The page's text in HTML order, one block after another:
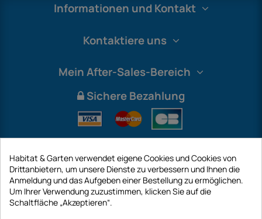
Informationen und Kontakt
Kontaktiere uns
Mein After-Sales-Bereich
Sichere Bezahlung
International
Habitat & Garten verwendet eigene Cookies und Cookies von
Drittanbietern, um unsere Dienste zu verbessern und Ihnen die
Anmeldung und das Aufgeben einer Bestellung zu ermöglichen.
Um Ihrer Verwendung zuzustimmen, klicken Sie auf die
Schaltfläche „Akzeptieren“.